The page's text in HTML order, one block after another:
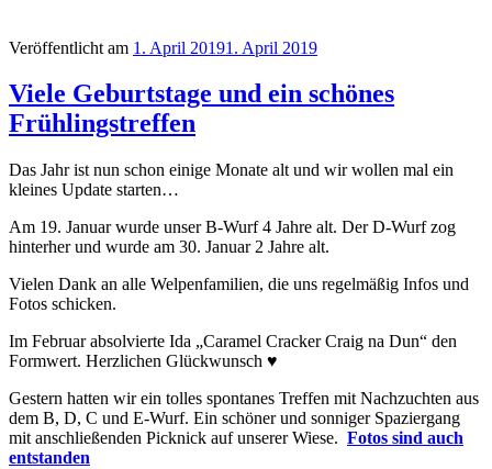
Veröffentlicht am 1. April 20191. April 2019
Viele Geburtstage und ein schönes
Frühlingstreffen
Das Jahr ist nun schon einige Monate alt und wir wollen mal ein
kleines Update starten…
Am 19. Januar wurde unser B-Wurf 4 Jahre alt. Der D-Wurf zog
hinterher und wurde am 30. Januar 2 Jahre alt.
Vielen Dank an alle Welpenfamilien, die uns regelmäßig Infos und
Fotos schicken.
Im Februar absolvierte Ida „Caramel Cracker Craig na Dun“ den
Formwert. Herzlichen Glückwunsch ♥
Gestern hatten wir ein tolles spontanes Treffen mit Nachzuchten aus
dem B, D, C und E-Wurf. Ein schöner und sonniger Spaziergang
mit anschließenden Picknick auf unserer Wiese. Fotos sind auch
entstanden